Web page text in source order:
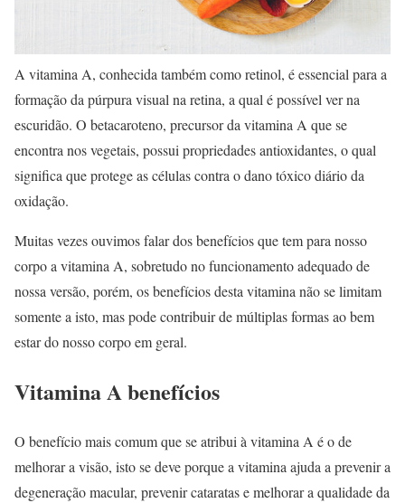
A vitamina A, conhecida também como retinol, é essencial para a
formação da púrpura visual na retina, a qual é possível ver na
escuridão. O betacaroteno, precursor da vitamina A que se
encontra nos vegetais, possui propriedades antioxidantes, o qual
significa que protege as células contra o dano tóxico diário da
oxidação.
Muitas vezes ouvimos falar dos benefícios que tem para nosso
corpo a vitamina A, sobretudo no funcionamento adequado de
nossa versão, porém, os benefícios desta vitamina não se limitam
somente a isto, mas pode contribuir de múltiplas formas ao bem
estar do nosso corpo em geral.
Vitamina A benefícios
O benefício mais comum que se atribui à vitamina A é o de
melhorar a visão, isto se deve porque a vitamina ajuda a prevenir a
degeneração macular, prevenir cataratas e melhorar a qualidade da